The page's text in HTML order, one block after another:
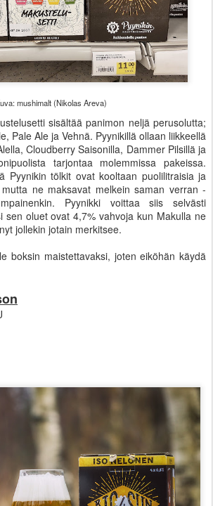
mushimalt (Nikolas Areva)
sisältää panimon neljä perusolutta;
Pale Ale ja Vehnä. Pyynikillä ollaan liikkeellä
Cloudberry Saisonilla, Dammer Pilsillä ja
tarjontaa molemmissa pakeissa.
Pyynikin tölkit ovat kooltaan puolilitraisia ja
ne maksavat melkein saman verran -
Pyynikki voittaa siis selvästi
sen oluet ovat 4,7% vahvoja kun Makulla ne
jollekin jotain merkitsee.
boksin maistettavaksi, joten eiköhän käydä